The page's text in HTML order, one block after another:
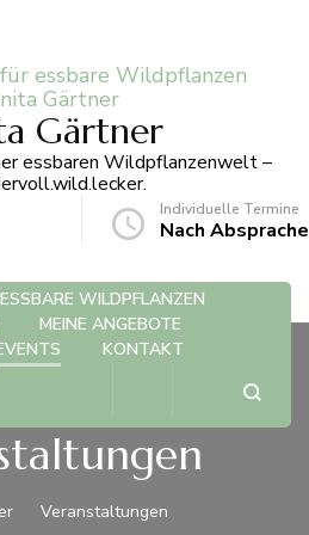
Gärtner
essbaren Wildpflanzenwelt –
Individuelle Termine
Nach Absprache
ESSBARE WILDPFLANZEN
MEINE ANGEBOTE
KONTAKT
Veranstaltungen